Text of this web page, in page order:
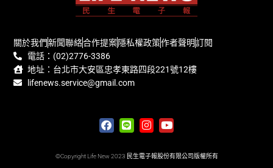
關於我們新聞聯絡合作提案隱私權政策作者聲明訂閱
電話：(02)2776-3386
地址：台北市大安區忠孝東路四段221號12樓
lifenews.service@gmail.com
©Copyright Life New 2023 民生電子報股份有限公司版權所有